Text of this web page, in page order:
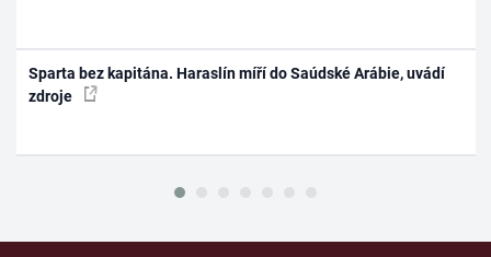
Sparta bez kapitána. Haraslín míří do Saúdské Arábie, uvádí
zdroje